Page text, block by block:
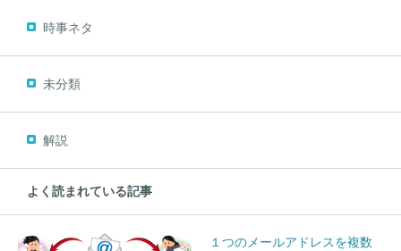
時事ネタ
未分類
解説
よく読まれている記事
１つのメールアドレスを複数